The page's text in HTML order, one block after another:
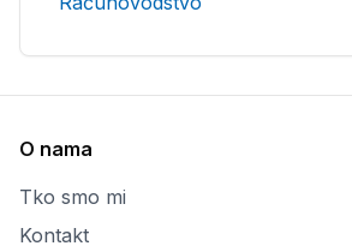
O nama
Tko smo mi
Kontakt